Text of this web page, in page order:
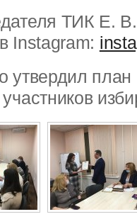
ТИК Е.
Instagram:
утвердил